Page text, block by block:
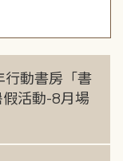
行動書房「書
活動-8月場